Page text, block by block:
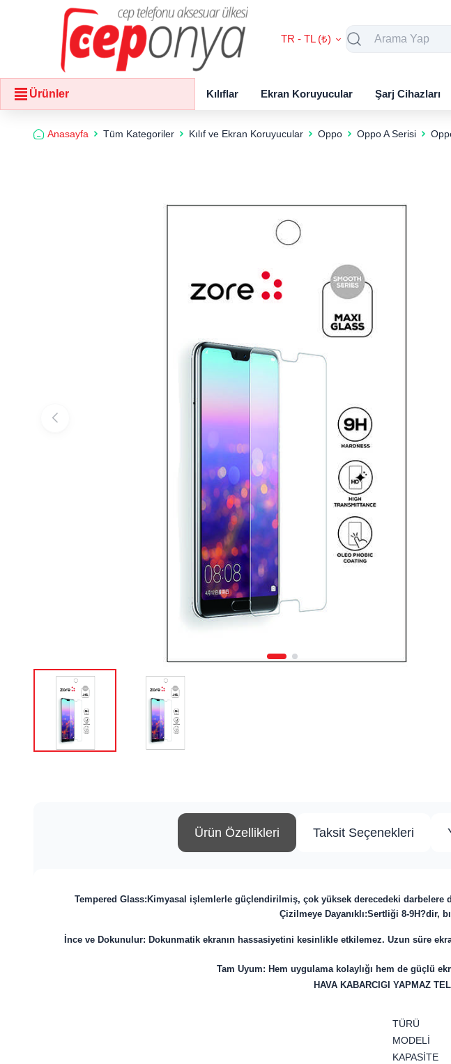
TR - TL (₺)
Ürünler Kılıflar Ekran Koruyucular Şarj Cihazları
Anasayfa Tüm Kategoriler Kılıf ve Ekran Koruyucular Oppo Oppo A Serisi
Ürün Özellikleri Taksit Seçenekleri
Tempered Glass: Kimyasal işlemlerle güçlendirilmiş, çok yüksek derecedeki
Çizilmeye Dayanıklı:Sertliği 8-9H?dir,
İnce ve Dokunulur: Dokunmatik ekranın hassasiyetini kesinlikle etkilemez. Uzun süre
Tam Uyum: Hem uygulama kolaylığı hem de güçlü
HAVA KABARCIGI YAPMAZ
TÜRÜ
MODELİ
KAPASİTE